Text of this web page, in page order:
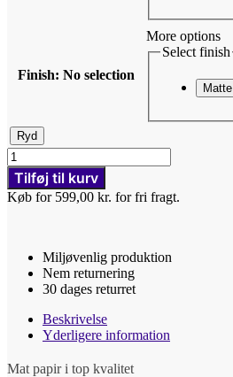
Finish: No selection
More options
Select finish
Matte
Ryd
NEJ
-
Plakat
-
Tilføj til kurv
Køb for 599,00 kr. for fri fragt.
Miljøvenlig produktion
Nem returnering
30 dages returret
Beskrivelse
Yderligere information
Mat papir i top kvalitet